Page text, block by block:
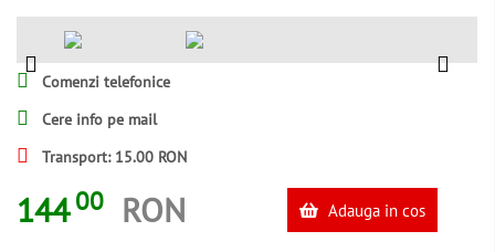
Comenzi telefonice
Cere info pe mail
Transport: 15.00 RON
144 00 RON Adauga in cos